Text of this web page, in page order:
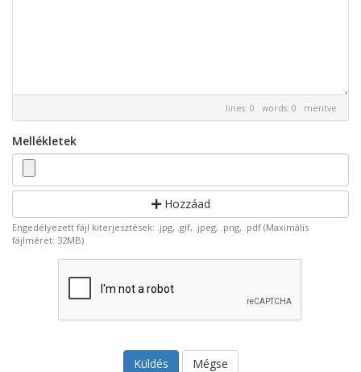
lines: 0 words: 0 mentve
Mellékletek
Hozzáad
Engedélyezett fájl kiterjesztések: .jpg, .gif, .jpeg, .png, .pdf (Maximális
fájlméret: 32MB)
Mégse